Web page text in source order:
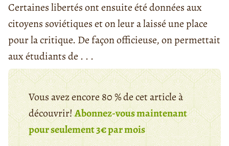
Certaines libertés ont ensuite été données aux
citoyens soviétiques et on leur a laissé une place
pour la critique. De façon officieuse, on permettait
aux étudiants de . . .
Vous avez encore 80 % de cet article à
découvrir!Abonnez-vous maintenant
pour seulement 3€ par mois